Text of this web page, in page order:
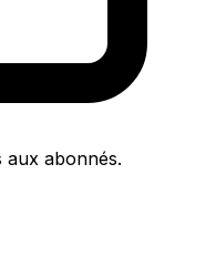
aux abonnés.